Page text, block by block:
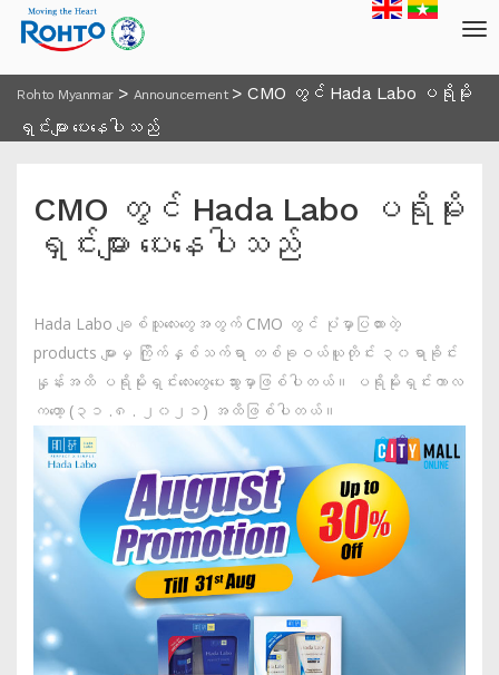
Rohto Myanmar> Announcement>CMO တွင် Hada Labo ပရိုမိုး
ရှင်းများ ပေးနေပါသည်
CMO တွင် Hada Labo ပရိုမိုး
ရှင်းများ ပေးနေပါသည်
Hada Labo ချစ်သူလေးတွေအတွက် CMO တွင် ပုံမှာပြထားတဲ့
products များမှ ကြိုက်နှစ်သက်ရာ တစ်ခုဝယ်ယူတိုင်း ၃၀ရာခိုင်း
နှုန်းအထိ ပရိုမိုးရှင်းလေးတွေပေးသွားမှာဖြစ်ပါတယ်။ ပရိုမိုးရှင်းကာလ
ကတော့ (၃၁ .၈ . ၂၀၂၁) အထိဖြစ်ပါတယ်။